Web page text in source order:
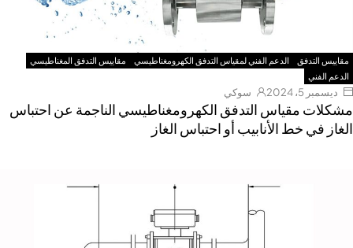
مقاييس التدفق الدعم الفني لمقياس التدفق الكهرومغناطيسي
مقاييس التدفق المغناطيسي
الدعم الفني
ديسمبر 5، 2024 سوكي
مقياس التدفق الكهرومغناطيسي الناجمة عن احتباس
في خط الأنابيب أو احتباس الغاز